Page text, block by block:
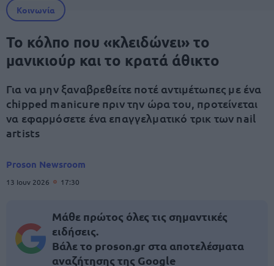
Κοινωνία
Το κόλπο που «κλειδώνει» το
μανικιούρ και το κρατά άθικτο
Για να μην ξαναβρεθείτε ποτέ αντιμέτωπες με ένα
chipped manicure πριν την ώρα του, προτείνεται
να εφαρμόσετε ένα επαγγελματικό τρικ των nail
artists
Proson Newsroom
13 Ιουν 2026 17:30
Μάθε πρώτος όλες τις σημαντικές
ειδήσεις.
Βάλε το proson.gr στα αποτελέσματα
αναζήτησης της Google